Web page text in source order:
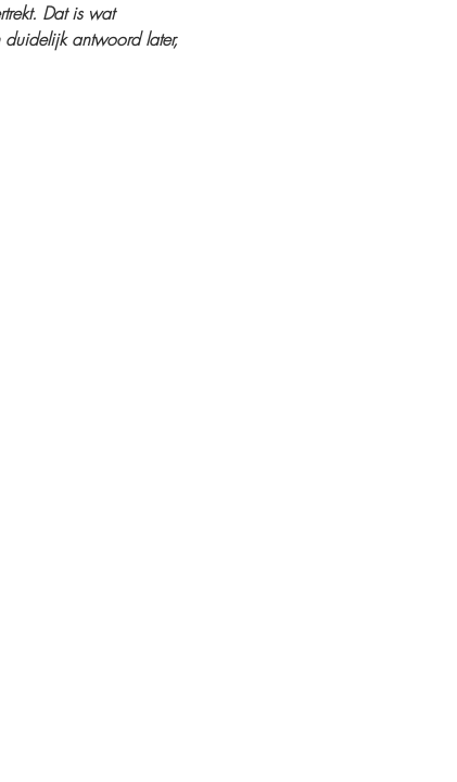
Dat is wat
antwoord later,